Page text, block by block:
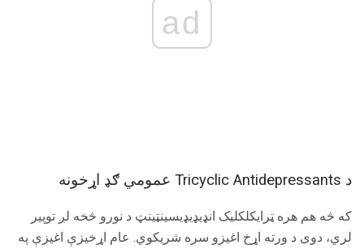
ad
د Tricyclic Antidepressants عمومي ګډ اړخونه
که څه هم هره ټرایکلکلیک انډیډیډیسینټینټ د نورو څخه لږ توپیر
لري، دوی د ورته اړخ اغیزو سره شریکوي. عام اړخیزې اغیزې په